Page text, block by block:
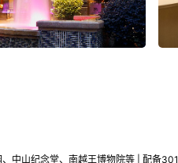
中山纪念堂、南越王博物院等 | 配备